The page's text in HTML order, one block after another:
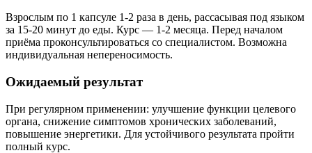
Взрослым по 1 капсуле 1-2 раза в день, рассасывая под языком
за 15-20 минут до еды. Курс — 1-2 месяца. Перед началом
приёма проконсультироваться со специалистом. Возможна
индивидуальная непереносимость.
Ожидаемый результат
При регулярном применении: улучшение функции целевого
органа, снижение симптомов хронических заболеваний,
повышение энергетики. Для устойчивого результата пройти
полный курс.